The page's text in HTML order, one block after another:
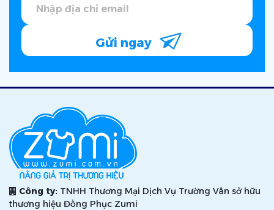
Gửi ngay
Công ty: TNHH Thương Mại Dịch Vụ Trường Vân sở hữu
thương hiệu Đồng Phục Zumi